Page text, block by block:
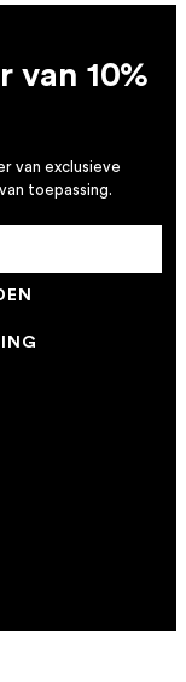
van 10%
van exclusieve
toepassing.